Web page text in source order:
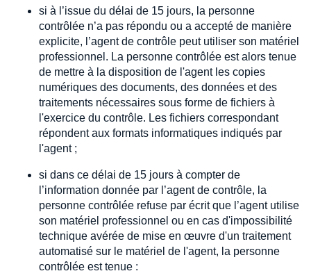
si à l’issue du délai de 15 jours, la personne
contrôlée n’a pas répondu ou a accepté de manière
explicite, l’agent de contrôle peut utiliser son matériel
professionnel. La personne contrôlée est alors tenue
de mettre à la disposition de l'agent les copies
numériques des documents, des données et des
traitements nécessaires sous forme de fichiers à
l'exercice du contrôle. Les fichiers correspondant
répondent aux formats informatiques indiqués par
l'agent ;
si dans ce délai de 15 jours à compter de
l’information donnée par l’agent de contrôle, la
personne contrôlée refuse par écrit que l’agent utilise
son matériel professionnel ou en cas d'impossibilité
technique avérée de mise en œuvre d'un traitement
automatisé sur le matériel de l'agent, la personne
contrôlée est tenue :